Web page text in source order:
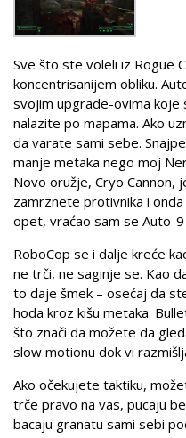
Sve što ste voleli iz Rogue
koncentrisanijem obliku.
svojim upgrade-ovima
nalazite po mapama. Ako
da varate sami sebe.
manje metaka nego moj
Novo oružje, Cryo Cannon,
zamrznete protivnika i
opet, vraćao sam se Auto-
RoboCop se i dalje kreće
ne trči, ne saginje se. Kao
to daje šmek – osećaj da
hoda kroz kišu metaka.
što znači da možete da
slow motionu dok vi
Ako očekujete taktiku,
trče pravo na vas, pucaju
bacaju granatu sami sebi